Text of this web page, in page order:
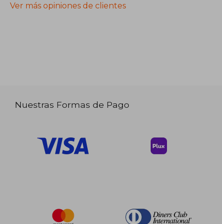
Ver más opiniones de clientes
Nuestras Formas de Pago